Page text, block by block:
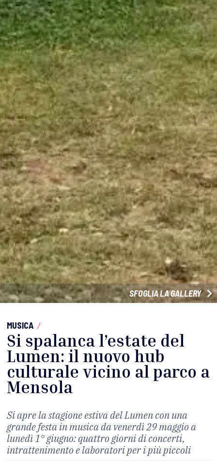
SFOGLIA LA GALLERY
MUSICA /
Si spalanca l’estate del
Lumen: il nuovo hub
culturale vicino al parco a
Mensola
Si apre la stagione estiva del Lumen con una
grande festa in musica da venerdì 29 maggio a
lunedì 1° giugno: quattro giorni di concerti,
intrattenimento e laboratori per i più piccoli